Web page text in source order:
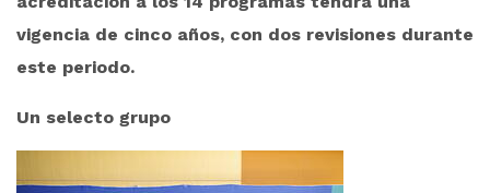
vigencia de cinco años, con dos revisiones durante
este periodo.
Un selecto grupo